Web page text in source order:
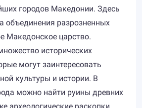
городов Македонии. Здесь
объединения разрозненных
Македонское царство.
исторических
могут заинтересовать
культуры и истории. В
можно найти руины древних